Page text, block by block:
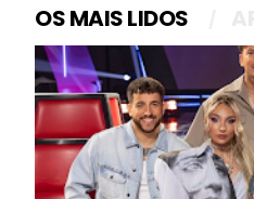
OS MAIS LIDOS